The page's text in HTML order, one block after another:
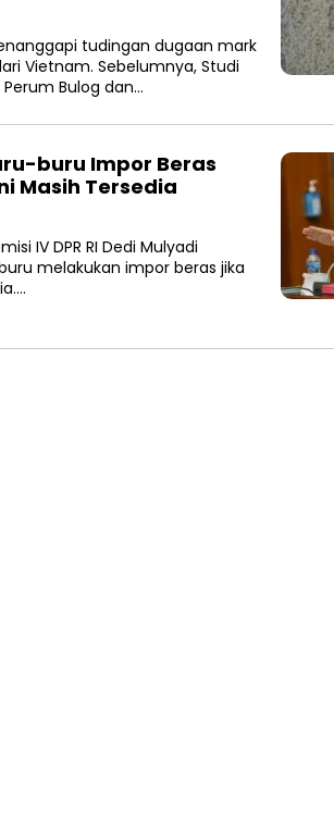
tudingan dugaan mark
Vietnam. Sebelumnya, Studi
Bulog dan…
buru Impor Beras
Masih Tersedia
IV DPR RI Dedi Mulyadi
melakukan impor beras jika